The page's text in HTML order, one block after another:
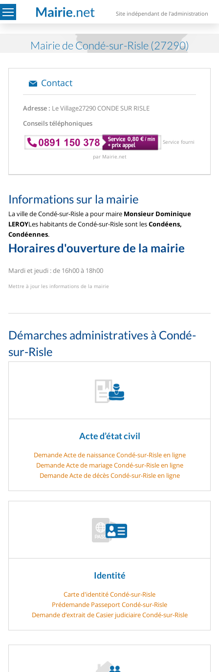
Site indépendant de l'administration
Mairie de Condé-sur-Risle (27290)
Contact
Adresse : Le Village27290 CONDE SUR RISLE
Conseils téléphoniques
Service fourni
par Mairie.net
Informations sur la mairie
La ville de Condé-sur-Risle a pour maire Monsieur Dominique
LEROYLes habitants de Condé-sur-Risle sont lesCondéens,
Condéennes.
Horaires d'ouverture de la mairie
Mardi et jeudi : de 16h00 à 18h00
Mettre à jour les informations de la mairie
Démarches administratives à Condé-
sur-Risle
Acte d’état civil
Demande Acte de naissance Condé-sur-Risle en ligne
Demande Acte de mariage Condé-sur-Risle en ligne
Demande Acte de décès Condé-sur-Risle en ligne
Identité
Carte d'identité Condé-sur-Risle
Prédemande Passeport Condé-sur-Risle
Demande d’extrait de Casier judiciaire Condé-sur-Risle